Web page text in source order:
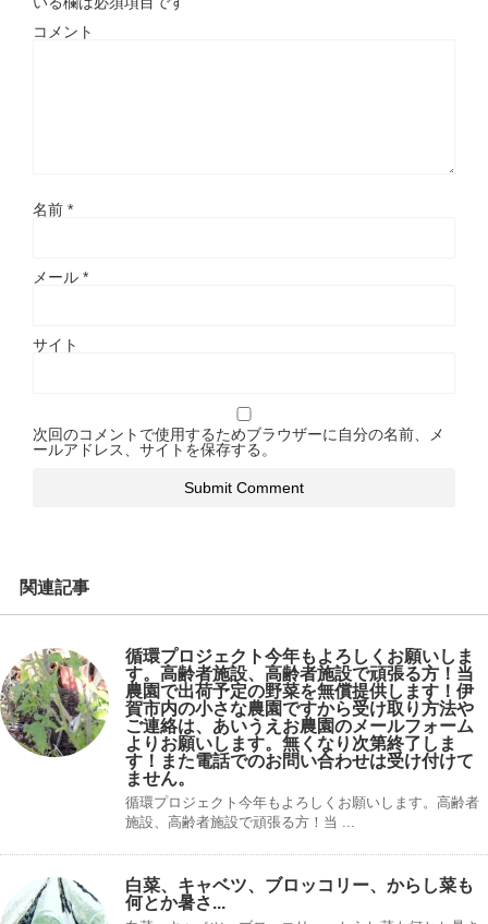
コメント
名前 *
メール *
サイト
次回のコメントで使用するためブラウザーに自分の名前、メ
ールアドレス、サイトを保存する。
関連記事
循環プロジェクト今年もよろしくお願いしま
す。高齢者施設、高齢者施設で頑張る方！当
農園で出荷予定の野菜を無償提供します！伊
賀市内の小さな農園ですから受け取り方法や
ご連絡は、あいうえお農園のメールフォーム
よりお願いします。無くなり次第終了しま
す！また電話でのお問い合わせは受け付けて
ません。
循環プロジェクト今年もよろしくお願いします。高齢者
施設、高齢者施設で頑張る方！当 ...
白菜、キャベツ、ブロッコリー、からし菜も
何とか暑さ...